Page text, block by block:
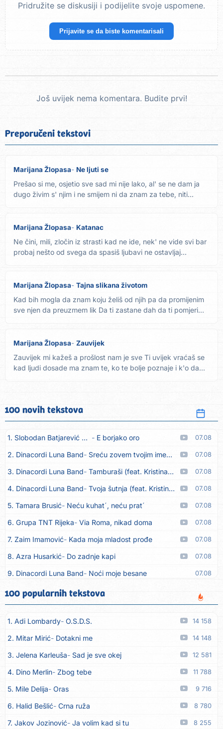
Pridružite se diskusiji i podijelite svoje uspomene.
Prijavite se da biste komentarisali
Još uvijek nema komentara. Budite prvi!
Preporučeni tekstovi
Marijana Žlopasa Ne ljuti se
Prešao si me, osjetio sve sad mi nije lako, al' se ne dam ja
dugo živim s' njim i ne smijem ni da znam za tebe, niti...
Marijana Žlopasa Katanac
Ne čini, mili, zločin iz strasti kad ne ide, nek' ne vide svi bar
probaj nešto od svega da spasiš ljubavi ne ostavljaj...
Marijana Žlopasa Tajna slikana životom
Kad bih mogla da znam koju želiš od njih pa da promijenim
sve njen da preuzmem lik Da ti zastane dah da ti pomjerim
Marijana Žlopasa Zauvijek
Zauvijek mi kažeš a prošlost nam je sve Ti uvijek vraćaš se
kad ljudi dosade ma znam te, ko te bolje poznaje i k'o da...
100 novih tekstova
1. Slobodan Batjarević Čobe E borjako oro 07.08
2. Dinacordi Luna Band Sreću zovem tvojim imenom (feat. Kristina Smetko) 07.08
3. Dinacordi Luna Band Tamburaši (feat. Kristina Smetko) 07.08
4. Dinacordi Luna Band Tvoja šutnja (feat. Kristina Smetko) 07.08
5. Tamara Brusić Neću kuhat´, neću prat´ 07.08
6. Grupa TNT Rijeka Via Roma, nikad doma 07.08
7. Zaim Imamović Kada moja mladost prođe 07.08
8. Azra Husarkić Do zadnje kapi 07.08
9. Dinacordi Luna Band Noći moje besane 07.08
10. Pet za 5 Pozdravi mi Stubicu
11. Dinacordi Luna Band Anđeo moj 07.08
12. Vesna Kartuš Vrati se 07.08
13. Severina Pozovi me ti (Anksiozna) 06.08
14. Fidellio Summer Time 06.08
15. Tereza Kesovija Volim te 06.08
16. Ruswaj Sada znam, to je ljubav 06.08
17. Nemanja Panić Daj mu sve što si dala meni 06.08
18. Gustafi Imala je oči pospane 06.08
100 popularnih tekstova
1. Adi Lombardy O.S.D.S. 14 158
2. Mitar Mirić Dotakni me 14 148
3. Jelena Karleuša Sad je sve okej 12 581
4. Dino Merlin Zbog tebe 11 788
5. Mile Delija Oras 9 716
6. Halid Bešlić Crna ruža 8 780
7. Jakov Jozinović Ja volim kad si tu 8 255